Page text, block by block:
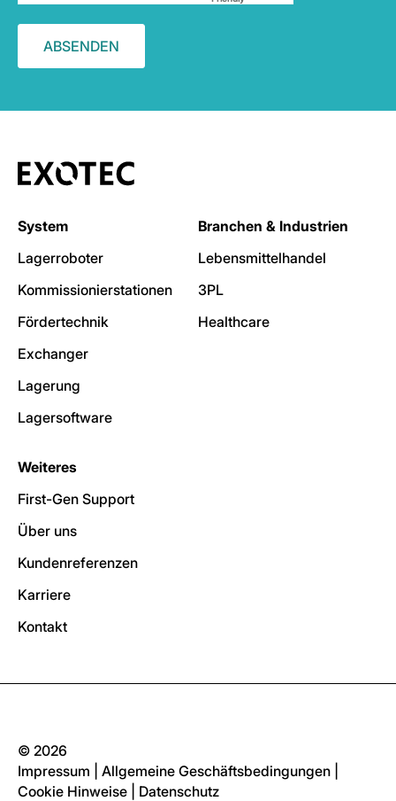
System
Lagerroboter
Kommissionierstationen
Fördertechnik
Exchanger
Lagerung
Lagersoftware
Branchen & Industrien
Lebensmittelhandel
3PL
Healthcare
Weiteres
First-Gen Support
Über uns
Kundenreferenzen
Karriere
Kontakt
© 2026
Impressum
Allgemeine Geschäftsbedingungen
Cookie Hinweise
Datenschutz